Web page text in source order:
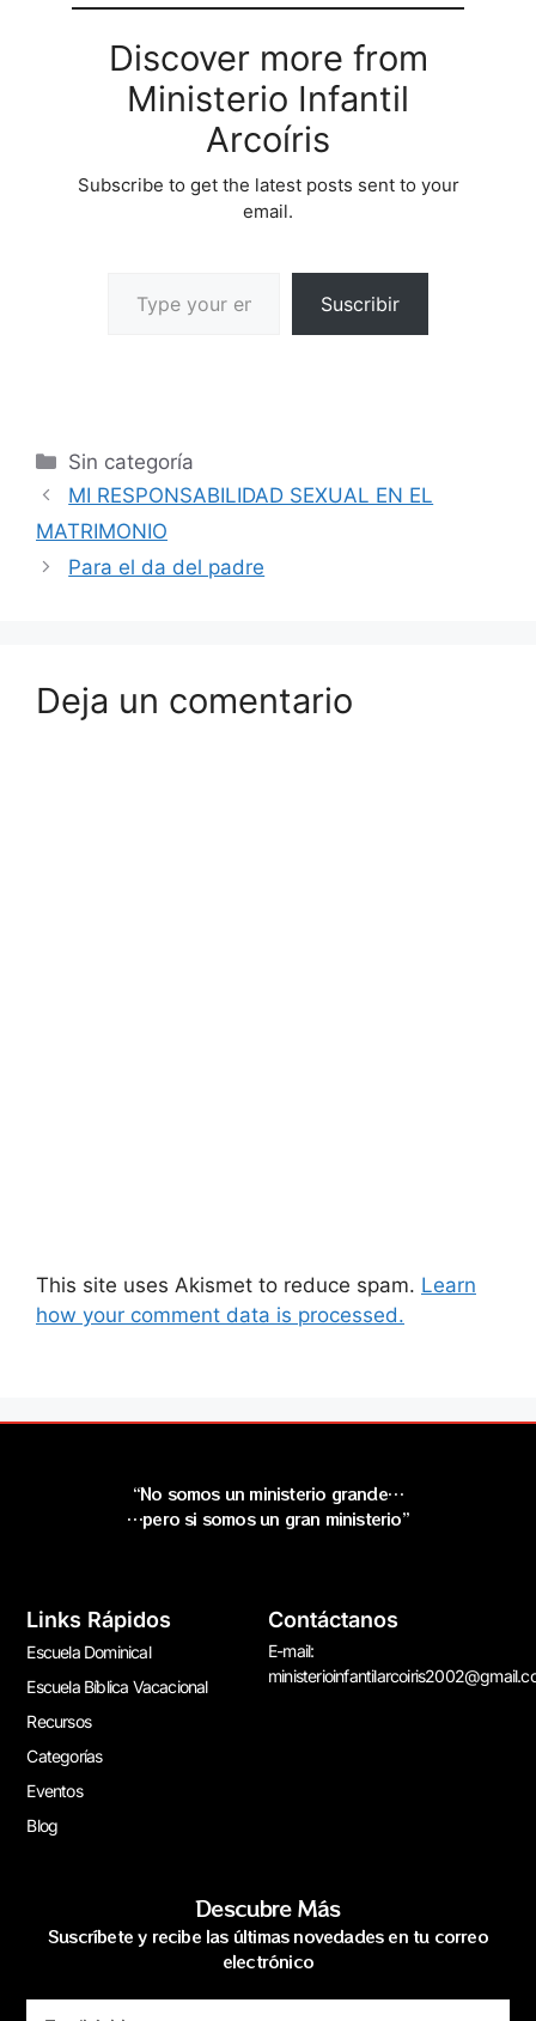
que estaba amando a
Jess como…Discover more from
Ministerio Infantil
Arcoíris
Subscribe to get the latest posts sent to your
email.
Suscribir
Sin categoría
MI RESPONSABILIDAD SEXUAL EN EL
MATRIMONIO
Para el da del padre
Deja un comentario
This site uses Akismet to reduce spam. Learn
how your comment data is processed.
“No somos un ministerio grande…
…pero si somos un gran ministerio”
Links Rápidos
Escuela Dominical
Escuela Bíblica Vacacional
Recursos
Categorías
Eventos
Blog
Contáctanos
E-mail:
Descubre Más
Suscríbete y recibe las últimas novedades en tu correo
electrónico